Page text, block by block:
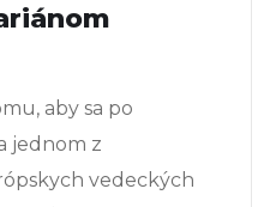
aby sa po
jednom z
vedeckých